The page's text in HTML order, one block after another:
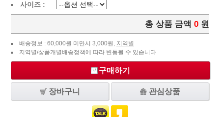
사이즈 :
총 상품 금액 0 원
배송정보 : 60,000원 미만시 3,000원, 지역별
지역별/상품개별배송정책에 따라 변동될 수 있습니다
구매하기
장바구니 관심상품